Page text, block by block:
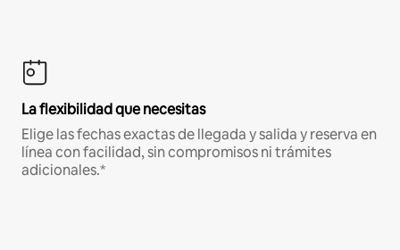
La flexibilidad que necesitas
Elige las fechas exactas de llegada y salida y reserva en
línea con facilidad, sin compromisos ni trámites
adicionales.*